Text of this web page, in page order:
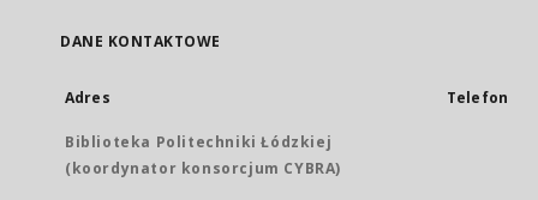
DANE KONTAKTOWE
Adres
Biblioteka Politechniki Łódzkiej
(koordynator konsorcjum CYBRA)
Telefon